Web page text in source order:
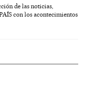
de las noticias,
con los acontecimientos